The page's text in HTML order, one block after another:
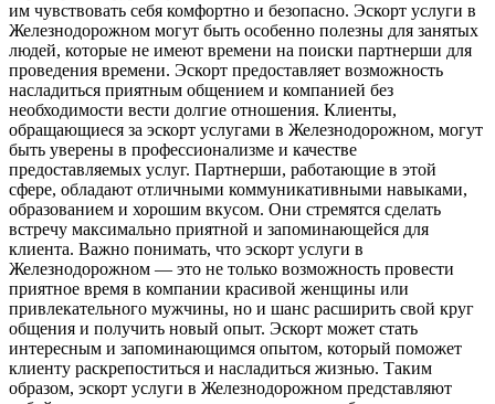
им чувствовать себя комфортно и безопасно. Эскорт услуги в
Железнодорожном могут быть особенно полезны для занятых
людей, которые не имеют времени на поиски партнерши для
проведения времени. Эскорт предоставляет возможность
насладиться приятным общением и компанией без
необходимости вести долгие отношения. Клиенты,
обращающиеся за эскорт услугами в Железнодорожном, могут
быть уверены в профессионализме и качестве
предоставляемых услуг. Партнерши, работающие в этой
сфере, обладают отличными коммуникативными навыками,
образованием и хорошим вкусом. Они стремятся сделать
встречу максимально приятной и запоминающейся для
клиента. Важно понимать, что эскорт услуги в
Железнодорожном — это не только возможность провести
приятное время в компании красивой женщины или
привлекательного мужчины, но и шанс расширить свой круг
общения и получить новый опыт. Эскорт может стать
интересным и запоминающимся опытом, который поможет
клиенту раскрепоститься и насладиться жизнью. Таким
образом, эскорт услуги в Железнодорожном представляют